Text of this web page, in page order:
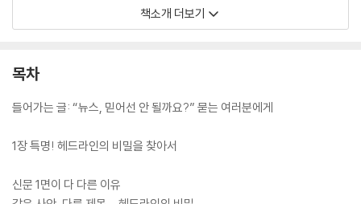
시’의 중요성을 인식하여 관련 교육 프로그램을 개발·실행하고 있지만, 우
리나라는 공교육 차원에서 이에 대한 논의가 부족한 편이다. 2022 개정 교
이라고 한다. 이 책은 이런 흐름 속에서 청소년이 뉴스를 읽고 토론할 수 있
책소개 더보기
목차
들어가는 글: “뉴스, 믿어선 안 될까요?” 묻는 여러분에게
1장 특명! 헤드라인의 비밀을 찾아서
신문 1면이 다 다른 이유